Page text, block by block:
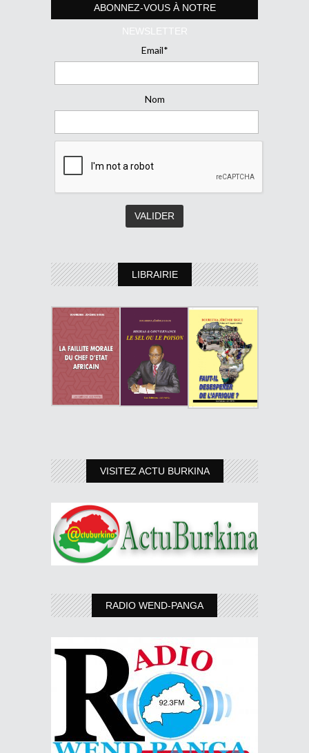
ABONNEZ-VOUS À NOTRE
NEWSLETTER
Email*
Nom
LIBRAIRIE
VISITEZ ACTU BURKINA
RADIO WEND-PANGA